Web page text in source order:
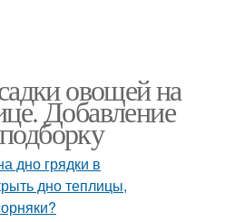
овощей на
Добавление